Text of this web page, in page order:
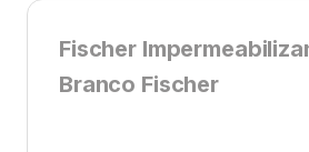
Fischer
Branco Fischer